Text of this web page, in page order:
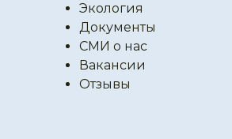
Экология
Документы
СМИ о нас
Вакансии
Отзывы